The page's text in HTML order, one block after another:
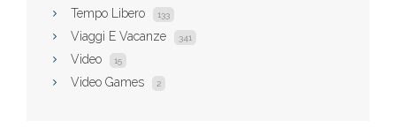
Tempo Libero 133
Viaggi E Vacanze 341
Video 15
Video Games 2